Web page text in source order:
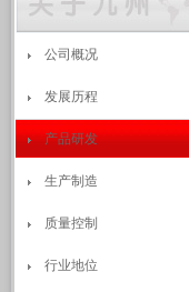
公司概况
发展历程
产品研发
生产制造
质量控制
行业地位